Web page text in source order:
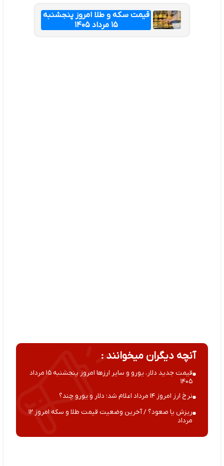
قیمت سکه و طلا امروز پنجشنبه
۱۵ مرداد ۱۴۰۵
آنچه دیگران میخوانند :
قیمت جدید دلار، یورو و سایر ارزها امروز پنجشنبه ۱۵ مرداد
۱۴۰۵
نرخ ارز امروز ۱۴ مرداد اعلام شد؛ دلار و یورو چند؟
ریزش یا صعود؟ / آخرین وضعیت قیمت طلا و سکه امروز ۱۲
مرداد